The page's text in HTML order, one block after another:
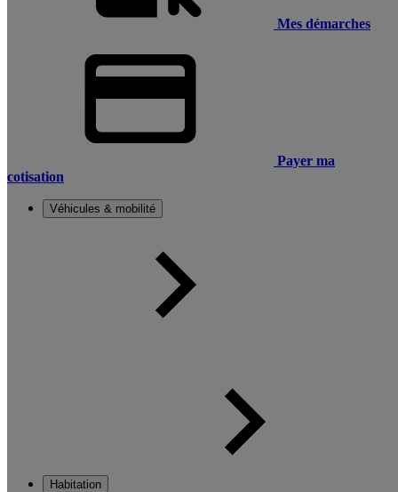
Mes démarches
Payer ma
cotisation
Véhicules & mobilité
Habitation